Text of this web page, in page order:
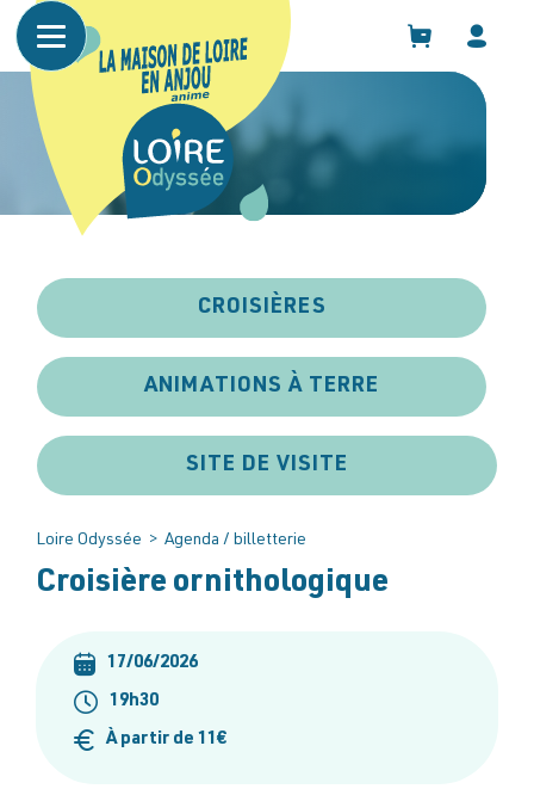
CROISIÈRES
ANIMATIONS À TERRE
SITE DE VISITE
Loire Odyssée > Agenda / billetterie
Croisière ornithologique
17/06/2026
19h30
À partir de 11€
Panneau de gestion des cookies